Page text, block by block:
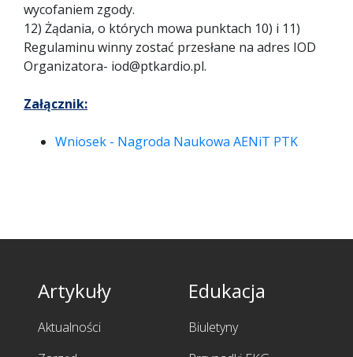
wycofaniem zgody.
12) Żądania, o których mowa punktach 10) i 11)
Regulaminu winny zostać przesłane na adres IOD
Organizatora- iod@ptkardio.pl.
Załącznik:
Wniosek - Nagroda Naukowa AENiT PTK
Artykuły
Aktualności
Edukacja
Biuletyny